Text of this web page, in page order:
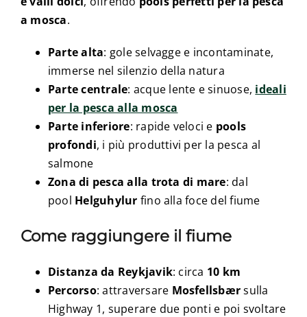
a mosca.
Parte alta: gole selvagge e incontaminate,
immerse nel silenzio della natura
Parte centrale: acque lente e sinuose, ideali
per la pesca alla mosca
Parte inferiore: rapide veloci e pools
profondi, i più produttivi per la pesca al
salmone
Zona di pesca alla trota di mare: dal
pool Helguhylur fino alla foce del fiume
Come raggiungere il fiume
Distanza da Reykjavik: circa 10 km
Percorso: attraversare Mosfellsbærsulla
Highway 1, superare due ponti e poi svoltare